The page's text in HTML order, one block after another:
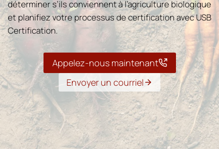
déterminer s’ils conviennent à l’agriculture biologique
et planifiez votre processus de certification avec USB
Certification.
Appelez-nous maintenant
Envoyer un courriel